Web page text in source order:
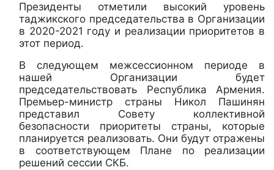
Президенты отметили высокий уровень
таджикского председательства в Организации
в 2020-2021 году и реализации приоритетов в
этот период.
В следующем межсессионном периоде в
нашей Организации будет
председательствовать Республика Армения.
Премьер-министр страны Никол Пашинян
представил Совету коллективной
безопасности приоритеты страны, которые
планируется реализовать. Они будут отражены
в соответствующем Плане по реализации
решений сессии СКБ.